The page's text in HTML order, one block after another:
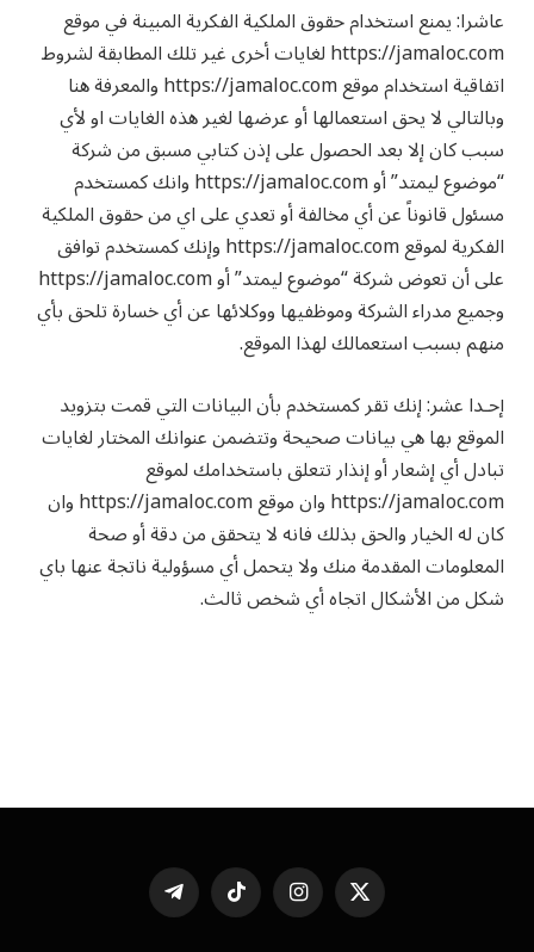
عاشرا: يمنع استخدام حقوق الملكية الفكرية المبينة في موقع
https://jamaloc.com لغايات أخرى غير تلك المطابقة لشروط
اتفاقية استخدام موقع https://jamaloc.com والمعرفة هنا
وبالتالي لا يحق استعمالها أو عرضها لغير هذه الغايات او لأي
سبب كان إلا بعد الحصول على إذن كتابي مسبق من شركة
“موضوع ليمتد” أو https://jamaloc.com وانك كمستخدم
مسئول قانوناً عن أي مخالفة أو تعدي على اي من حقوق الملكية
الفكرية لموقع https://jamaloc.com وإنك كمستخدم توافق
على أن تعوض شركة “موضوع ليمتد” أو https://jamaloc.com
وجميع مدراء الشركة وموظفيها ووكلائها عن أي خسارة تلحق بأي
منهم بسبب استعمالك لهذا الموقع.
إحـدا عشر: إنك تقر كمستخدم بأن البيانات التي قمت بتزويد
الموقع بها هي بيانات صحيحة وتتضمن عنوانك المختار لغايات
تبادل أي إشعار أو إنذار تتعلق باستخدامك لموقع
https://jamaloc.com وان موقع https://jamaloc.com وان
كان له الخيار والحق بذلك فانه لا يتحقق من دقة أو صحة
المعلومات المقدمة منك ولا يتحمل أي مسؤولية ناتجة عنها باي
شكل من الأشكال اتجاه أي شخص ثالث.
X
(Twitter)
الانستغرامتيكتوك تيلقرام